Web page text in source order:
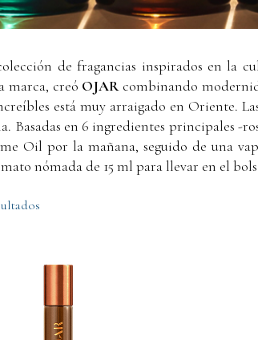
de fragancias inspirados en la
marca, creó OJARcombinando
está muy arraigado en Oriente.
Basadas en 6 ingredientes principales -
Oil por la mañana, seguido de una
nómada de 15 ml para llevar en el